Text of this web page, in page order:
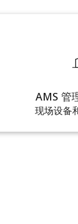
AMS 管
现场设备